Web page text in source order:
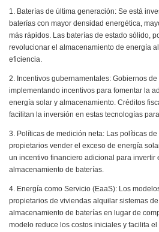
1. Baterías de última generación: Se está
baterías con mayor densidad energética,
más rápidos. Las baterías de estado sólido,
revolucionar el almacenamiento de energía
eficiencia.
2. Incentivos gubernamentales: Gobiernos
implementando incentivos para fomentar la
energía solar y almacenamiento. Créditos
facilitan la inversión en estas tecnologías
3. Políticas de medición neta: Las políticas
propietarios vender el exceso de energía
un incentivo financiero adicional para invertir
almacenamiento de baterías.
4. Energía como Servicio (EaaS): Los
propietarios de viviendas alquilar sistemas
almacenamiento de baterías en lugar de
modelo reduce los costos iniciales y facilita